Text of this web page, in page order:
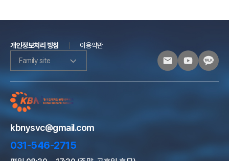
개인정보처리 방침
이용약관
Family site
kbnysvc@gmail.com
031-546-2715